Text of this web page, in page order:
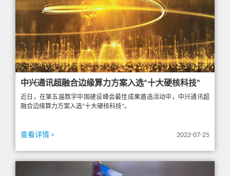
中兴通讯超融合边缘算力方案入选“十大硬核科技”
近日，在第五届数字中国建设峰会最佳成果遴选活动中，中兴通讯超
融合边缘算力方案入选“十大硬核科技”。
查看详情 > 2022-07-25